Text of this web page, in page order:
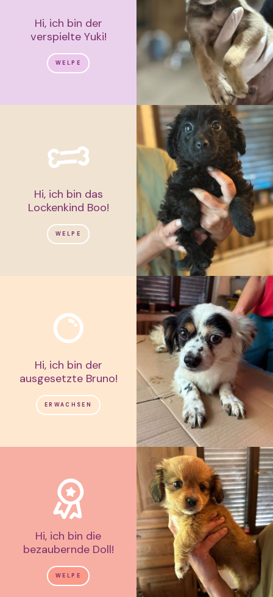
Hi, ich bin der
verspielte Yuki!
WELPE
Hi, ich bin das
Lockenkind Boo!
WELPE
Hi, ich bin der
ausgesetzte Bruno!
ERWACHSEN
Hi, ich bin die
bezaubernde Doll!
WELPE